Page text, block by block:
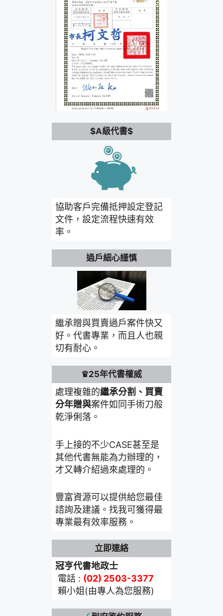
$A級代書$
協助客戶完備抵押設定登記
文件，設定流程快速有效
率。
過戶細心謹慎
繼承贈與買賣過戶案件快又
好。代書專業，而且人也親
切有耐心。
♛25年代書權威
處理複雜的繼承分割、買賣
分年贈與案件如同手術刀般
乾淨俐落。
手上接的不少CASE甚至是
其他代書無能為力辦理的，
才又轉介紹過來處理的。
豐富資源可以提供給您最佳
諮詢及建議。找我可獲得最
專業最有效率服務。
立即連絡
冠亨代書地政士
電話 : (02) 2503-3377
賴小姐(由專人為您服務)